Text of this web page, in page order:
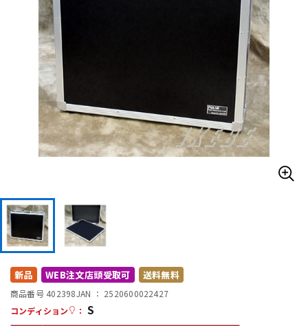
ドラム パーカッション
キーボード 電子ピアノ
管楽器 その他楽器
アンプ エフェクター
DJ機器
配信/ライブ機器
新品 WEB注文店頭受取可 送料無料
商品番号 402398JAN ： 2520600022427
コンディション
： S